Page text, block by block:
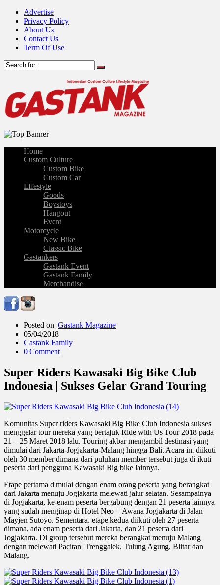
Advertise
Privacy Policy
About Us
Contact Us
Term Of Use
Home
Custom Culture
Custom Bike
Custom Car
LIfestyle
Goods
Boystoys
Hangout
Event
Motorcycle
New Bike
Classic Bike
Gastankers
Gastank Event
Gastank Family
Merchandise
Posted on: Gastank Magazine
05/04/2018
Gastank Family
0 Comment
Super Riders Kawasaki Big Bike Club
Indonesia | Sukses Gelar Grand Touring
Komunitas Super riders Kawasaki Big Bike Club Indonesia sukses
menggelar tour mereka yang bertajuk Ride with Us Tour 2018 pada
21 – 25 Maret 2018 lalu. Touring akbar mengambil destinasi yang
dimulai dari Jakarta-Jogjakarta-Malang hingga Bali. Acara ini diikuti
oleh 30 member dimana dari puluhan member tersebut juga di ikuti
peserta dari pengguna Kawasaki Big bike lainnya.
Etape pertama dimulai dengan enam orang peserta yang berangkat
dari Jakarta menuju Jogjakarta melewati jalur selatan. Sesampainya
di Jogjakarta, ke-enam peserta bergabung dengan 21 peserta lainnya
yang sudah menginap di Hotel Neo + Awana Jogjakarta di Jalan
Mayjen Sutoyo. Sementara, etape kedua diikuti oleh 27 peserta
dimana, ada enam peserta dari Jakarta, dan 21 peserta dari
Jogjakarta. Di group tersebut mereka berangkat menuju Malang
dengan melewati Pacitan, Trenggalek, Tulung Agung, Blitar dan
Malang.